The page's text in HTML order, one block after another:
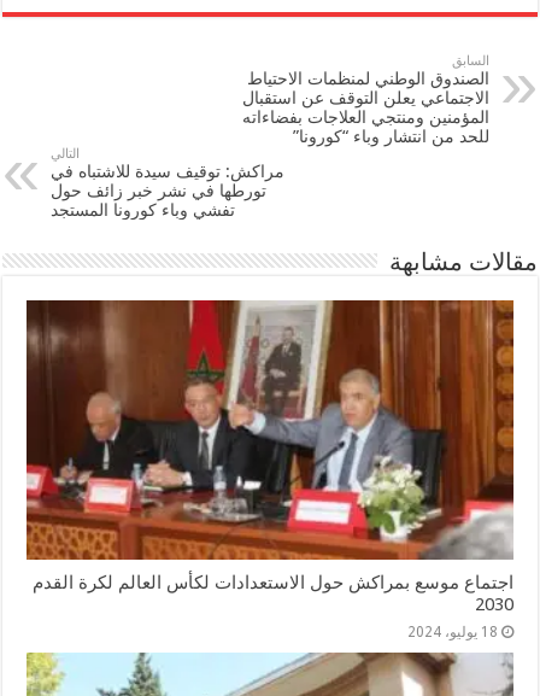
السابق
الصندوق الوطني لمنظمات الاحتياط
الاجتماعي يعلن التوقف عن استقبال
المؤمنين ومنتجي العلاجات بفضاءاته
للحد من انتشار وباء “كورونا”
التالي
مراكش: توقيف سيدة للاشتباه في
تورطها في نشر خبر زائف حول
تفشي وباء كورونا المستجد
مقالات مشابهة
اجتماع موسع بمراكش حول الاستعدادات لكأس العالم لكرة القدم
2030
18 يوليو، 2024